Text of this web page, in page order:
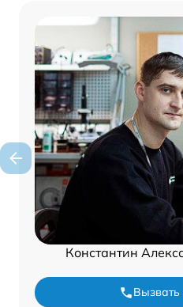
Константин
Вызвать